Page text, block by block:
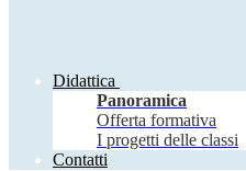
Didattica
Panoramica
Offerta formativa
I progetti delle classi
Contatti